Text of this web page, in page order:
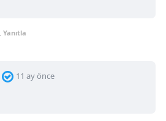
Yanıtla
11 ay önce